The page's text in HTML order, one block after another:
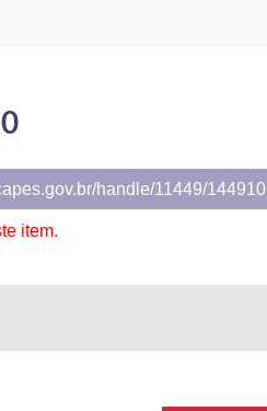
handle/11449/144910
item.